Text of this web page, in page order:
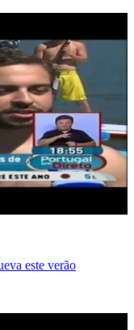
este verão